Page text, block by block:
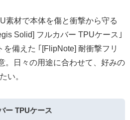
素材で本体を傷と衝撃から守る
Solid] フルカバー TPUケース｣
備えた ｢[FlipNote] 耐衝撃フリ
。日々の用途に合わせて、好みの
い。
ー TPUケース